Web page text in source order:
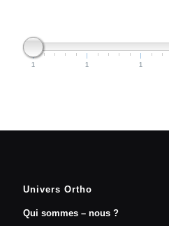
1 1 1
Univers Ortho
Qui sommes – nous ?